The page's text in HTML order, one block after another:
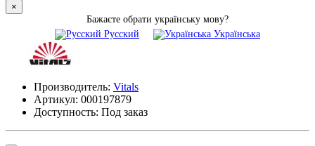
×
Бажаєте обрати українську мову?
Русский
Українська
Производитель: Vitals
Артикул: 000197879
Доступность: Под заказ